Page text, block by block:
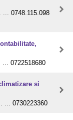
... 0748.115.098
0722518680
si
... 0730223360